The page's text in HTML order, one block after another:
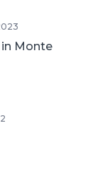
in Monte